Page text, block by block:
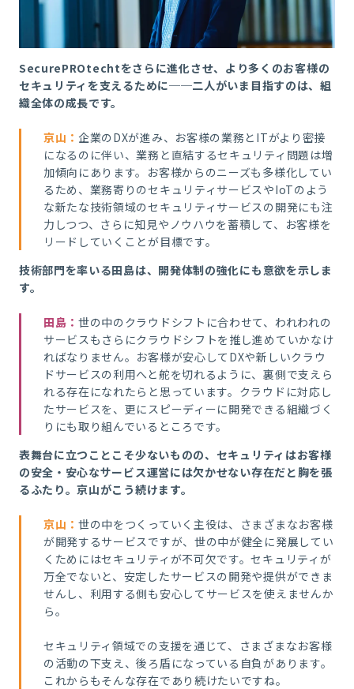
SecurePROtechtをさらに進化させ、より多くのお客様の
セキュリティを支えるために──二人がいま目指すのは、組
織全体の成長です。
京山 ： 企業のDXが進み、お客様の業務とITがより密接
になるのに伴い、業務と直結するセキュリティ問題は増
加傾向にあります。お客様からのニーズも多様化してい
るため、業務寄りのセキュリティサービスやIoTのよう
な新たな技術領域のセキュリティサービスの開発にも注
力しつつ、さらに知見やノウハウを蓄積して、お客様を
リードしていくことが目標です。
技術部門を率いる田島は、開発体制の強化にも意欲を示しま
す。
田島 ： 世の中のクラウドシフトに合わせて、われわれの
サービスもさらにクラウドシフトを推し進めていかなけ
ればなりません。お客様が安心してDXや新しいクラウ
ドサービスの利用へと舵を切れるように、裏側で支えら
れる存在になれたらと思っています。クラウドに対応し
たサービスを、更にスピーディーに開発できる組織づく
りにも取り組んでいるところです。
表舞台に立つことこそ少ないものの、セキュリティはお客様
の安全・安心なサービス運営には欠かせない存在だと胸を張
るふたり。京山がこう続けます。
京山 ： 世の中をつくっていく主役は、さまざまなお客様
が開発するサービスですが、世の中が健全に発展してい
くためにはセキュリティが不可欠です。セキュリティが
万全でないと、安定したサービスの開発や提供ができま
せんし、利用する側も安心してサービスを使えませんか
ら。
セキュリティ領域での支援を通じて、さまざまなお客様
の活動の下支え、後ろ盾になっている自負があります。
これからもそんな存在であり続けたいですね。